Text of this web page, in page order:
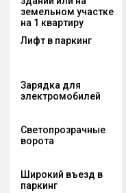
земельном участке
на 1 квартиру
Лифт в паркинг
Зарядка для
электромобилей
Светопрозрачные
ворота
Широкий въезд в
паркинг